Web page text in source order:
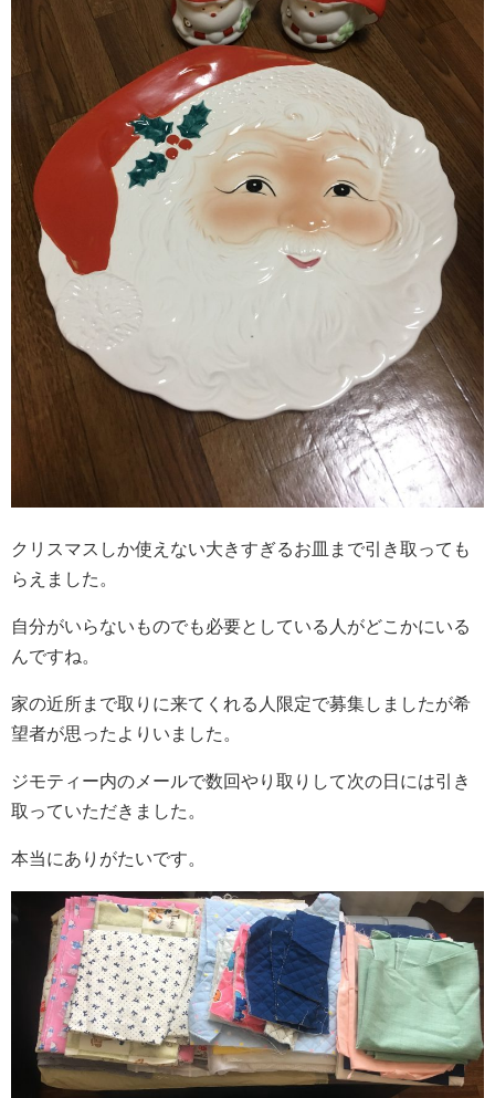
クリスマスしか使えない大きすぎるお皿まで引き取っても
らえました。
自分がいらないものでも必要としている人がどこかにいる
んですね。
家の近所まで取りに来てくれる人限定で募集しましたが希
望者が思ったよりいました。
ジモティー内のメールで数回やり取りして次の日には引き
取っていただきました。
本当にありがたいです。